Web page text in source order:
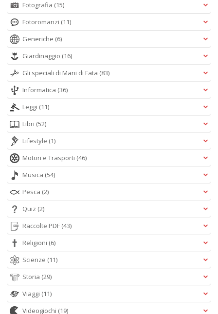
Fotografia (15)
Fotoromanzi (11)
Generiche (6)
Giardinaggio (16)
Gli speciali di Mani di Fata (83)
Informatica (36)
Leggi (11)
Libri (52)
Lifestyle (1)
Motori e Trasporti (46)
Musica (54)
Pesca (2)
Quiz (2)
Raccolte PDF (43)
Religioni (6)
Scienze (11)
Storia (29)
Viaggi (11)
Videogiochi (19)